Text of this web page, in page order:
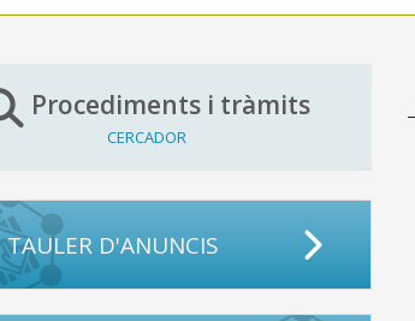
Procediments i tràmits
CERCADOR
TAULER D'ANUNCIS